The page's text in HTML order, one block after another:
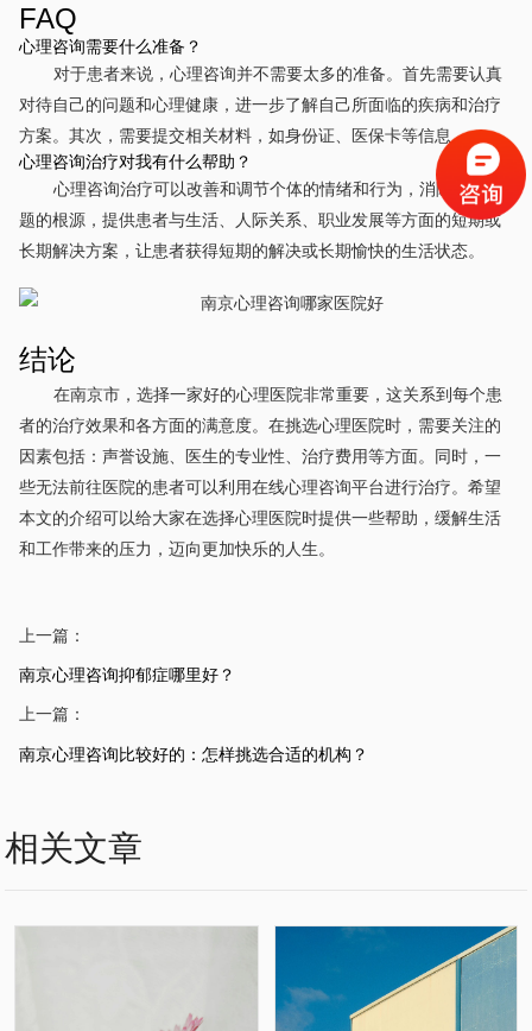
FAQ
心理咨询需要什么准备？
对于患者来说，心理咨询并不需要太多的准备。首先需要认真
对待自己的问题和心理健康，进一步了解自己所面临的疾病和治疗
方案。其次，需要提交相关材料，如身份证、医保卡等信息。
心理咨询治疗对我有什么帮助？
心理咨询治疗可以改善和调节个体的情绪和行为，消除心理问
题的根源，提供患者与生活、人际关系、职业发展等方面的短期或
长期解决方案，让患者获得短期的解决或长期愉快的生活状态。
结论
在南京市，选择一家好的心理医院非常重要，这关系到每个患
者的治疗效果和各方面的满意度。在挑选心理医院时，需要关注的
因素包括：声誉设施、医生的专业性、治疗费用等方面。同时，一
些无法前往医院的患者可以利用在线心理咨询平台进行治疗。希望
本文的介绍可以给大家在选择心理医院时提供一些帮助，缓解生活
和工作带来的压力，迈向更加快乐的人生。
上一篇：
南京心理咨询抑郁症哪里好？
上一篇：
南京心理咨询比较好的：怎样挑选合适的机构？
相关文章